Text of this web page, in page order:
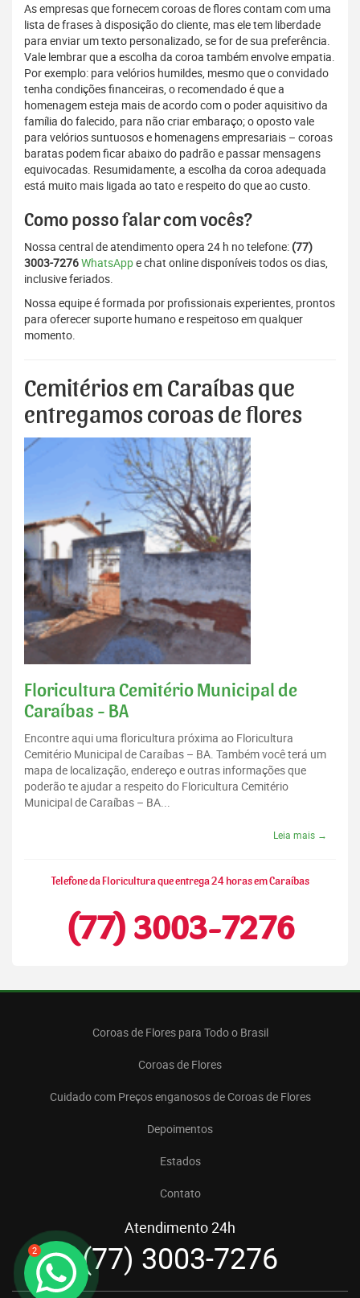
2
As empresas que fornecem coroas de flores contam com uma
lista de frases à disposição do cliente, mas ele tem liberdade
para enviar um texto personalizado, se for de sua preferência.
Vale lembrar que a escolha da coroa também envolve empatia.
Por exemplo: para velórios humildes, mesmo que o convidado
tenha condições financeiras, o recomendado é que a
homenagem esteja mais de acordo com o poder aquisitivo da
família do falecido, para não criar embaraço; o oposto vale
para velórios suntuosos e homenagens empresariais – coroas
baratas podem ficar abaixo do padrão e passar mensagens
equivocadas. Resumidamente, a escolha da coroa adequada
está muito mais ligada ao tato e respeito do que ao custo.
Como posso falar com vocês?
Nossa central de atendimento opera 24 h no telefone: (77)
3003-7276WhatsAppe chat online disponíveis todos os dias,
inclusive feriados.
Nossa equipe é formada por profissionais experientes, prontos
para oferecer suporte humano e respeitoso em qualquer
momento.
Cemitérios em Caraíbas que
entregamos coroas de flores
Floricultura Cemitério Municipal de
Caraíbas - BA
Encontre aqui uma floricultura próxima ao Floricultura
Cemitério Municipal de Caraíbas – BA. Também você terá um
mapa de localização, endereço e outras informações que
poderão te ajudar a respeito do Floricultura Cemitério
Municipal de Caraíbas – BA...
Leia mais →
Telefone da Floricultura que entrega 24 horas em Caraíbas
(77) 3003-7276
Coroas de Flores para Todo o Brasil
Coroas de Flores
Cuidado com Preços enganosos de Coroas de Flores
Depoimentos
Estados
Contato
Atendimento 24h
(77) 3003-7276